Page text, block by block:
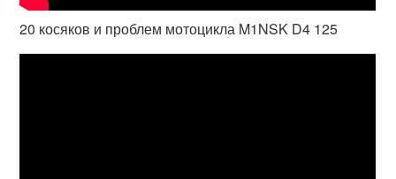
20 косяков и проблем мотоцикла M1NSK D4 125